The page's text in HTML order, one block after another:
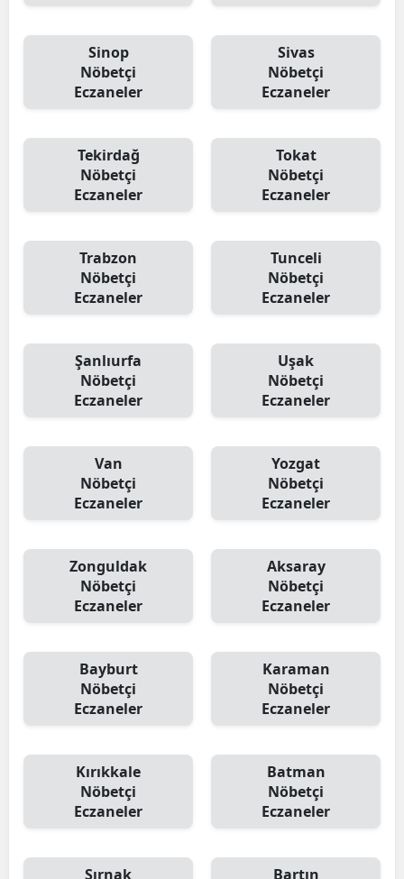
Sinop
Nöbetçi
Eczaneler
Sivas
Nöbetçi
Eczaneler
Tekirdağ
Nöbetçi
Eczaneler
Tokat
Nöbetçi
Eczaneler
Trabzon
Nöbetçi
Eczaneler
Tunceli
Nöbetçi
Eczaneler
Şanlıurfa
Nöbetçi
Eczaneler
Uşak
Nöbetçi
Eczaneler
Van
Nöbetçi
Eczaneler
Yozgat
Nöbetçi
Eczaneler
Zonguldak
Nöbetçi
Eczaneler
Aksaray
Nöbetçi
Eczaneler
Bayburt
Nöbetçi
Eczaneler
Karaman
Nöbetçi
Eczaneler
Kırıkkale
Nöbetçi
Eczaneler
Batman
Nöbetçi
Eczaneler
Şırnak Bartın